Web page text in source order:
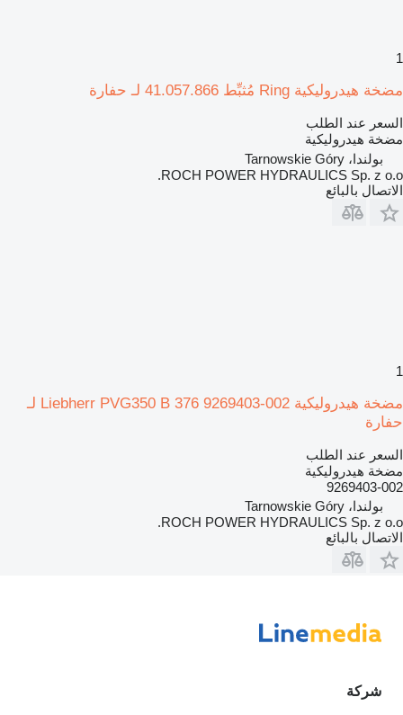
1
مضخة هيدروليكية Ring مُثبِّط 41.057.866 لـ حفارة
السعر عند الطلب
مضخة هيدروليكية
بولندا، Tarnowskie Góry
ROCH POWER HYDRAULICS Sp. z o.o.
الاتصال بالبائع
1
مضخة هيدروليكية Liebherr PVG350 B 376 9269403-002 لـ
حفارة
السعر عند الطلب
مضخة هيدروليكية
9269403-002
بولندا، Tarnowskie Góry
ROCH POWER HYDRAULICS Sp. z o.o.
الاتصال بالبائع
شركة